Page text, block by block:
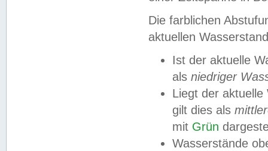
Die farblichen
aktuellen
Ist der aktuelle
als niedriger
Liegt der
gilt dies als
mit Grün
Wasserstände